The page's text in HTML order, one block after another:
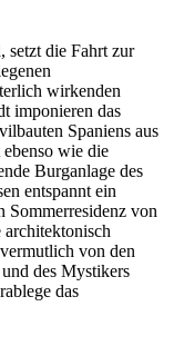
setzt die Fahrt zur
wirkenden
imponieren das
Spaniens aus
wie die
Burganlage des
entspannt ein
Sommerresidenz von
von den
des Mystikers
das